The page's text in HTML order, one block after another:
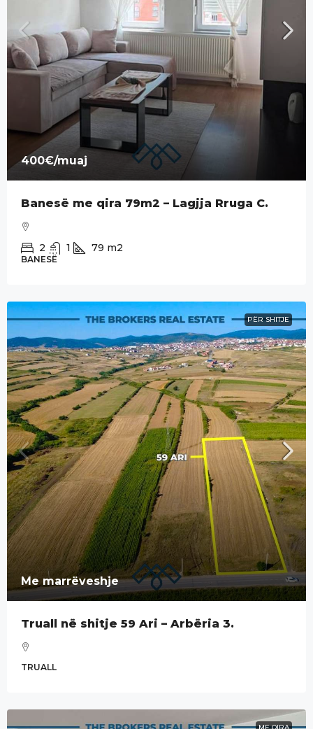
400€/muaj
Banesë me qira 79m2 – Lagjja Rruga C.
BANESË
Me marrëveshje
Truall në shitje 59 Ari – Arbëria 3.
TRUALL